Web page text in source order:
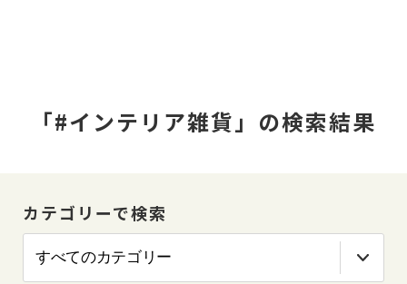
「#インテリア雑貨」の検索結果
カテゴリーで検索